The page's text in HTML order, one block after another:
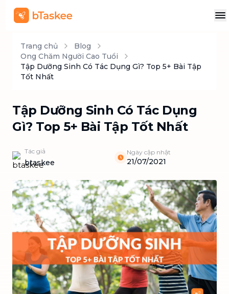
Trang chủ
Blog
Ong Chăm Người Cao Tuổi
Tập Dưỡng Sinh Có Tác Dụng Gì? Top 5+ Bài Tập
Tốt Nhất
Tập Dưỡng Sinh Có Tác Dụng
Gì? Top 5+ Bài Tập Tốt Nhất
Tác giả
btaskee
Ngày cập nhật
21/07/2021